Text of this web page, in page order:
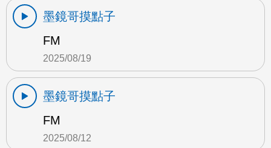
墨鏡哥摸點子
FM
2025/08/19
墨鏡哥摸點子
FM
2025/08/12